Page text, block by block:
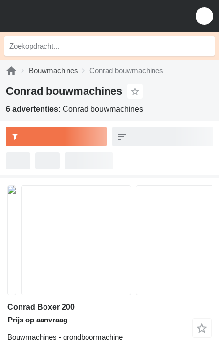
Bouwmachines Conrad bouwmachines
Conrad bouwmachines
6 advertenties: Conrad bouwmachines
Conrad Boxer 200
Prijs op aanvraag
Bouwmachines - grondboormachine